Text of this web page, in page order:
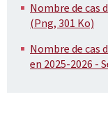
Nombre de cas
(Png, 301 Ko)
Nombre de cas
en 2025-2026 -